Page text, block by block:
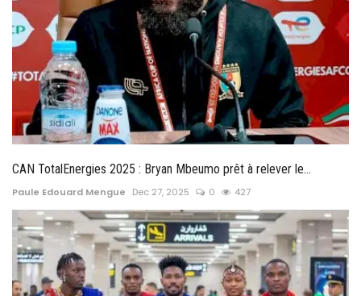
CAN TotalEnergies 2025 : Bryan Mbeumo prêt à relever le...
Paule Edouard Mengue Dec 27, 2025 0 427